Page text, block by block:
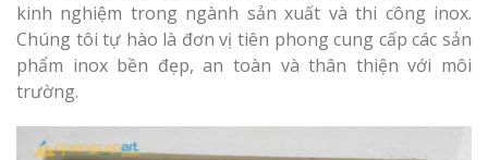
kinh nghiệm trong ngành sản xuất và thi công inox.
Chúng tôi tự hào là đơn vị tiên phong cung cấp các sản
phẩm inox bền đẹp, an toàn và thân thiện với môi
trường.
Làm bảng hiệu gỗ
Làm biển
tóc Thuận An
cáo Vinh